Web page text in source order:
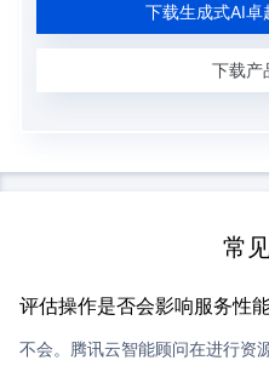
下载生成式AI卓
下载产
常
评估操作是否会影响服务性
不会。腾讯云智能顾问在进行资